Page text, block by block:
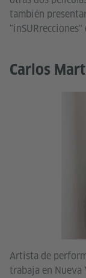
también
Carlos
Artista de
trabaja en Nueva